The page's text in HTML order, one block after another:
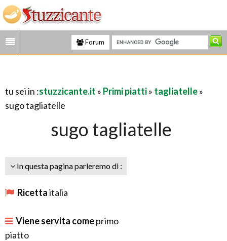
Forum
tu sei in :stuzzicante.it » Primi piatti» tagliatelle»
sugo tagliatelle
sugo tagliatelle
In questa pagina parleremo di :
Ricettaitalia
Viene servita comeprimo
piatto